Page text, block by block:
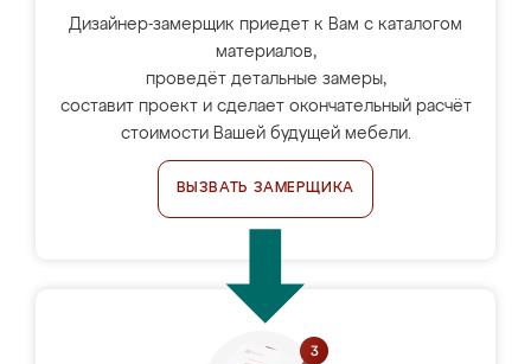
Дизайнер-замерщик приедет к Вам с каталогом
материалов,
проведёт детальные замеры,
составит проект и сделает окончательный расчёт
стоимости Вашей будущей мебели.
ВЫЗВАТЬ ЗАМЕРЩИКА